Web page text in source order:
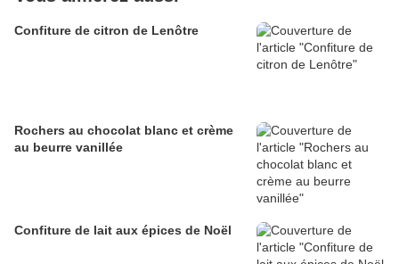
Confiture de citron de Lenôtre
Rochers au chocolat blanc et crème
au beurre vanillée
Confiture de lait aux épices de Noël